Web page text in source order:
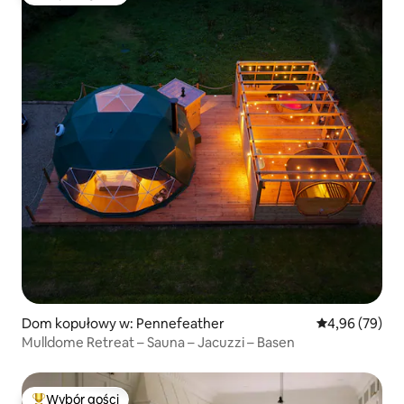
Dom kopułowy w: Pennefeather Średnia
4,96 (79)
Mulldome Retreat – Sauna – Jacuzzi – Basen
Wybór gości